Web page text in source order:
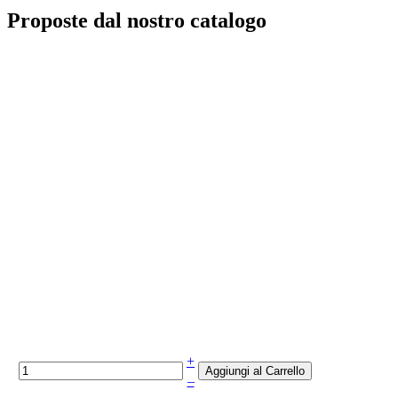
Proposte dal nostro catalogo
+
–